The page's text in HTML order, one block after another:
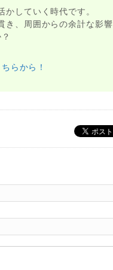
していく時代です。
き、周囲からの余計な影響
ちらから！